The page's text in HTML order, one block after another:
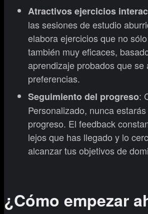
Atractivos ejercicios
las sesiones de estudio
elabora ejercicios que no
también muy eficaces,
aprendizaje probados que se
preferencias.
Seguimiento del progreso:
Personalizado, nunca
progreso. El feedback
lejos que has llegado y lo
alcanzar tus objetivos de
¿Cómo empezar